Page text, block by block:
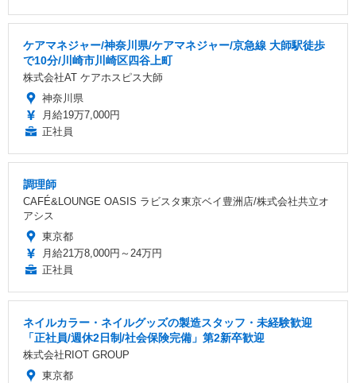
ケアマネジャー/神奈川県/ケアマネジャー/京急線 大師駅徒歩
で10分/川崎市川崎区四谷上町
株式会社AT ケアホスピス大師
神奈川県
月給19万7,000円
正社員
調理師
CAFÉ&LOUNGE OASIS ラビスタ東京ベイ豊洲店/株式会社共立オ
アシス
東京都
月給21万8,000円～24万円
正社員
ネイルカラー・ネイルグッズの製造スタッフ・未経験歓迎
「正社員/週休2日制/社会保険完備」第2新卒歓迎
株式会社RIOT GROUP
東京都